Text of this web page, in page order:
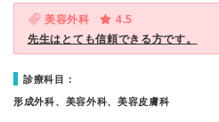
美容外科
4.5
先生はとても信頼できる方です。
診療科目：
形成外科、美容外科、美容皮膚科